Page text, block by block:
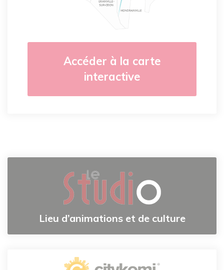
Accéder à la carte
interactive
Lieu d’animations et de culture